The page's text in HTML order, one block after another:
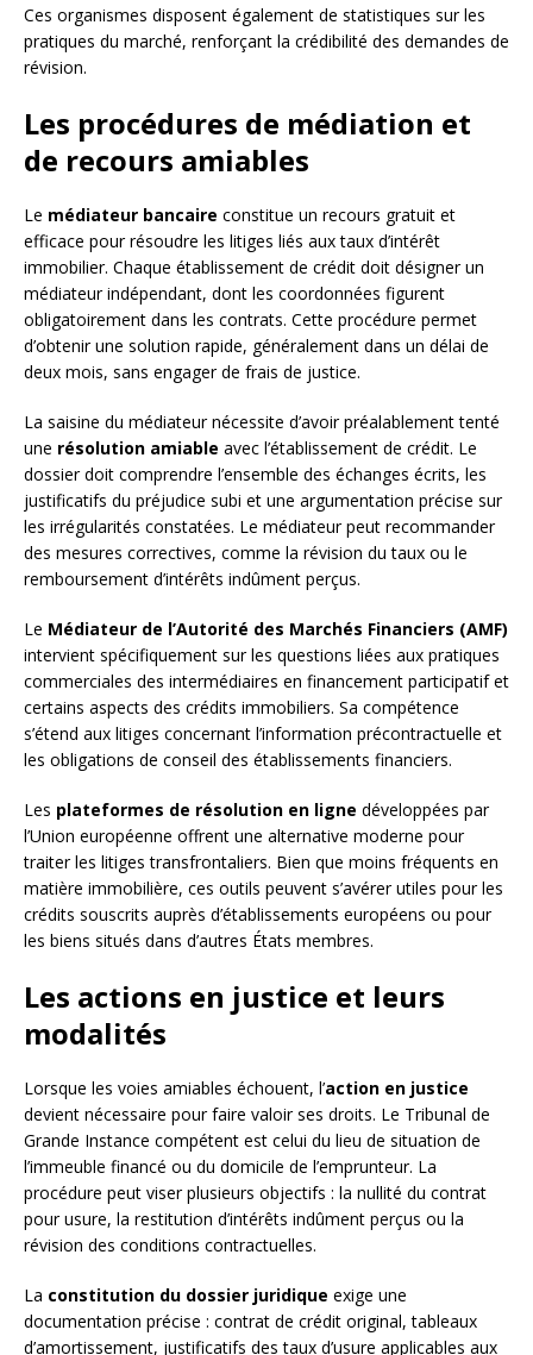
Ces organismes disposent également de statistiques sur les
pratiques du marché, renforçant la crédibilité des demandes de
révision.
Les procédures de médiation et
de recours amiables
Le médiateur bancaire constitue un recours gratuit et
efficace pour résoudre les litiges liés aux taux d’intérêt
immobilier. Chaque établissement de crédit doit désigner un
médiateur indépendant, dont les coordonnées figurent
obligatoirement dans les contrats. Cette procédure permet
d’obtenir une solution rapide, généralement dans un délai de
deux mois, sans engager de frais de justice.
La saisine du médiateur nécessite d’avoir préalablement tenté
une résolution amiable avec l’établissement de crédit. Le
dossier doit comprendre l’ensemble des échanges écrits, les
justificatifs du préjudice subi et une argumentation précise sur
les irrégularités constatées. Le médiateur peut recommander
des mesures correctives, comme la révision du taux ou le
remboursement d’intérêts indûment perçus.
Le Médiateur de l’Autorité des Marchés Financiers (AMF)
intervient spécifiquement sur les questions liées aux pratiques
commerciales des intermédiaires en financement participatif et
certains aspects des crédits immobiliers. Sa compétence
s’étend aux litiges concernant l’information précontractuelle et
les obligations de conseil des établissements financiers.
Les plateformes de résolution en ligne développées par
l’Union européenne offrent une alternative moderne pour
traiter les litiges transfrontaliers. Bien que moins fréquents en
matière immobilière, ces outils peuvent s’avérer utiles pour les
crédits souscrits auprès d’établissements européens ou pour
les biens situés dans d’autres États membres.
Les actions en justice et leurs
modalités
Lorsque les voies amiables échouent, l’action en justice
devient nécessaire pour faire valoir ses droits. Le Tribunal de
Grande Instance compétent est celui du lieu de situation de
l’immeuble financé ou du domicile de l’emprunteur. La
procédure peut viser plusieurs objectifs : la nullité du contrat
pour usure, la restitution d’intérêts indûment perçus ou la
révision des conditions contractuelles.
La constitution du dossier juridique exige une
documentation précise : contrat de crédit original, tableaux
d’amortissement, justificatifs des taux d’usure applicables aux